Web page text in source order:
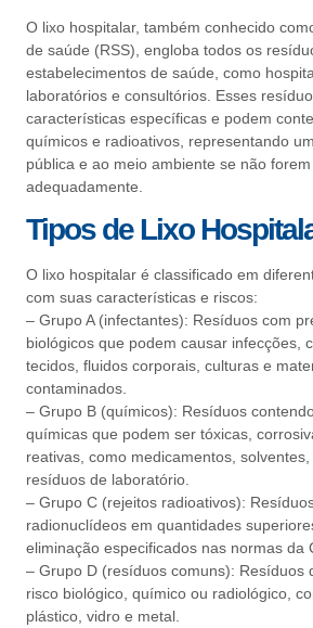
O lixo hospitalar, também conhecido
de saúde (RSS), engloba todos os
estabelecimentos de saúde, como
laboratórios e consultórios. Esses
características específicas e podem
químicos e radioativos, representando
pública e ao meio ambiente se não
adequadamente.
Tipos de Lixo
O lixo hospitalar é classificado em
com suas características e riscos:
– Grupo A (infectantes): Resíduos com
biológicos que podem causar infecções,
tecidos, fluidos corporais, culturas e
contaminados.
– Grupo B (químicos): Resíduos
químicas que podem ser tóxicas,
reativas, como medicamentos,
resíduos de laboratório.
– Grupo C (rejeitos radioativos):
radionuclídeos em quantidades
eliminação especificados nas normas da
– Grupo D (resíduos comuns): Resíduos
risco biológico, químico ou radiológico,
plástico, vidro e metal.